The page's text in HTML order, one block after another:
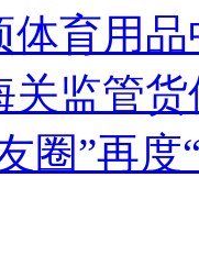
体育用
关监管
圈”再度